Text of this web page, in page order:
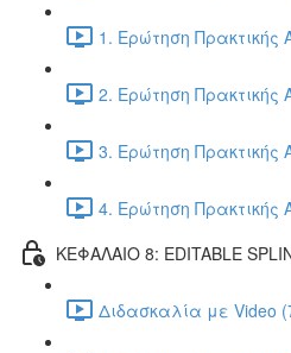
1. Ερώτηση
2. Ερώτηση
3. Ερώτηση
4. Ερώτηση
ΚΕΦΑΛΑΙΟ 8: EDITABLE
Διδασκαλία με Video